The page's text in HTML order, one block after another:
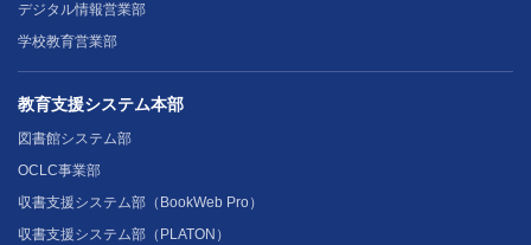
デジタル情報営業部
学校教育営業部
教育支援システム本部
図書館システム部
OCLC事業部
収書支援システム部（BookWeb Pro）
収書支援システム部（PLATON）